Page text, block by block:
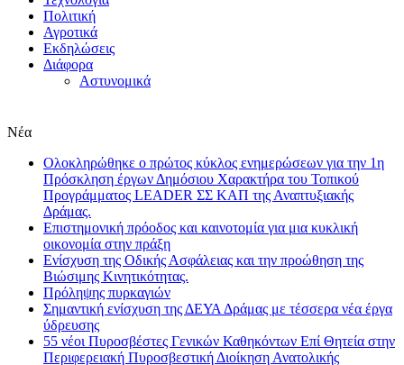
Πολιτική
Αγροτικά
Εκδηλώσεις
Διάφορα
Αστυνομικά
Νέα
Ολοκληρώθηκε ο πρώτος κύκλος ενημερώσεων για την 1η
Πρόσκληση έργων Δημόσιου Χαρακτήρα του Τοπικού
Προγράμματος LEADER ΣΣ ΚΑΠ της Αναπτυξιακής
Δράμας.
Επιστημονική πρόοδος και καινοτομία για μια κυκλική
οικονομία στην πράξη
Eνίσχυση της Οδικής Ασφάλειας και την προώθηση της
Βιώσιμης Κινητικότητας.
Πρόληψης πυρκαγιών
Σημαντική ενίσχυση της ΔΕΥΑ Δράμας με τέσσερα νέα έργα
ύδρευσης
55 νέοι Πυροσβέστες Γενικών Καθηκόντων Επί Θητεία στην
Περιφερειακή Πυροσβεστική Διοίκηση Ανατολικής